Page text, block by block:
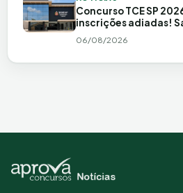
Concurso TCE SP
inscrições adiadas!
06/08/2026